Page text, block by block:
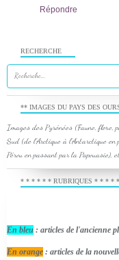
Répondre
RECHERCHE
** IMAGES DU PAYS DES
Images des Pyrénées (Faune, flore,
Sud (de l'Arctique à l'Antarctique
Pérou en passant par la Papouasie),
* * * * * * RUBRIQUES * * * *
En bleu : articles de l'ancienne
En orange : articles de la